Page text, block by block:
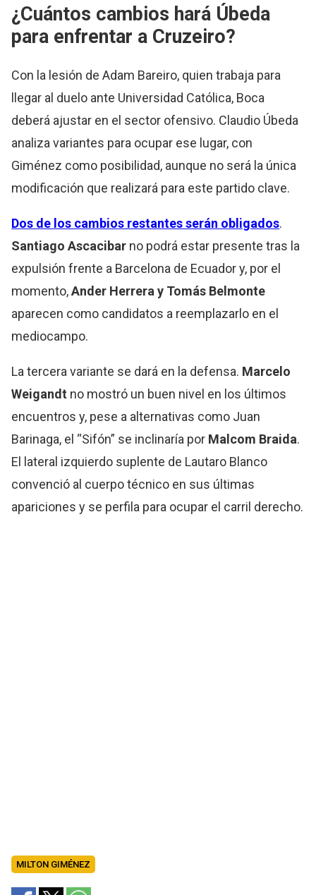
¿Cuántos cambios hará Úbeda
para enfrentar a Cruzeiro?
Con la lesión de Adam Bareiro, quien trabaja para
llegar al duelo ante Universidad Católica, Boca
deberá ajustar en el sector ofensivo. Claudio Úbeda
analiza variantes para ocupar ese lugar, con
Giménez como posibilidad, aunque no será la única
modificación que realizará para este partido clave.
Dos de los cambios restantes serán obligados.
Santiago Ascacibar no podrá estar presente tras la
expulsión frente a Barcelona de Ecuador y, por el
momento,Ander Herrera y Tomás Belmonte
aparecen como candidatos a reemplazarlo en el
mediocampo.
La tercera variante se dará en la defensa. Marcelo
Weigandt no mostró un buen nivel en los últimos
encuentros y, pese a alternativas como Juan
Barinaga, el “Sifón” se inclinaría por Malcom Braida.
El lateral izquierdo suplente de Lautaro Blanco
convenció al cuerpo técnico en sus últimas
apariciones y se perfila para ocupar el carril derecho.
MILTON GIMÉNEZ